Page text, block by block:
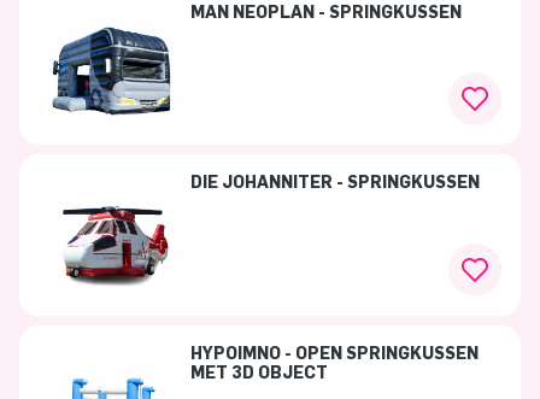
MAN NEOPLAN - SPRINGKUSSEN
DIE JOHANNITER - SPRINGKUSSEN
HYPOIMNO - OPEN SPRINGKUSSEN
MET 3D OBJECT